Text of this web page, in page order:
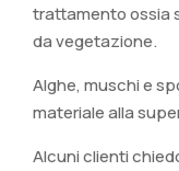
trattamento ossia
da vegetazione.
Alghe, muschi e
materiale alla
Alcuni clienti